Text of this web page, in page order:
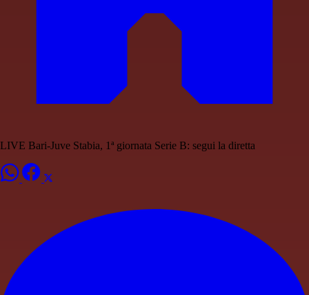
LIVE Bari-Juve Stabia, 1ª giornata Serie B: segui la diretta